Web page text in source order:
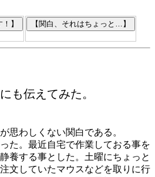
も伝えてみた。
思わしくない関白である。
た。最近自宅で作業しておる事を
養する事とした。土曜にちょっと
文していたマウスなどを取りに行